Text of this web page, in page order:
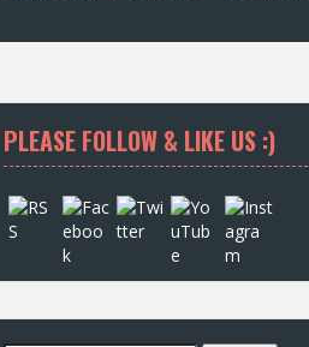
PLEASE FOLLOW & LIKE US :)